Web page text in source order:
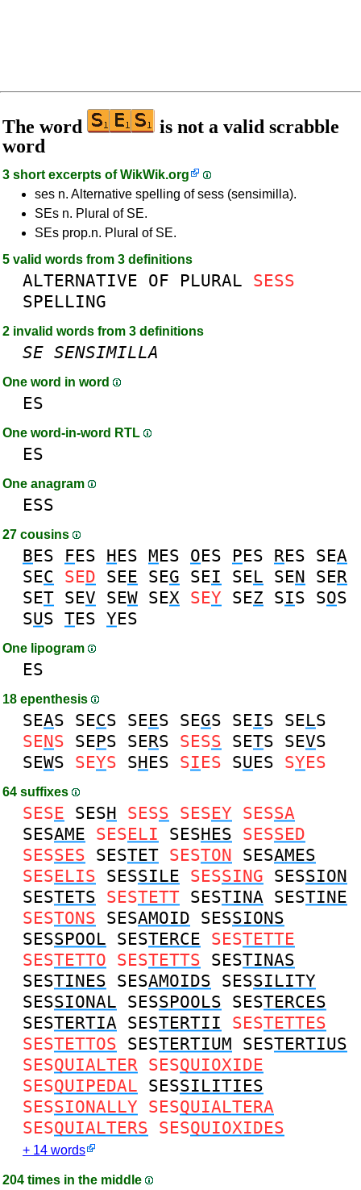
The word
is not a valid scrabble
word
3 short excerpts ofWikWik.org
ses n. Alternative spelling of sess (sensimilla).
SEs n. Plural of SE.
SEs prop.n. Plural of SE.
5 valid words from 3 definitions
ALTERNATIVE OF PLURAL SESS
SPELLING
2 invalid words from 3 definitions
SE SENSIMILLA
One word in word
ES
One word-in-word RTL
ES
One anagram
ESS
27 cousins
BES FES HES MES OES PES RES SEA
SEC SED SEE SEG SEI SEL SEN SER
SET SEV SEW SEX SEY SEZ SIS SOS
SUS TES YES
One lipogram
ES
18 epenthesis
SEAS SECS SEES SEGS SEIS SELS
SENS SEPS SERS SESS SETS SEVS
SEWS SEYS SHES SIES SUES SYES
64 suffixes
SESE SESH SESS SESEY SESSA
SESAME SESELI SESHES SESSED
SESSES SESTET SESTON SESAMES
SESELIS SESSILE SESSING SESSION
SESTETS SESTETT SESTINA SESTINE
SESTONS SESAMOID SESSIONS
SESSPOOL SESTERCE SESTETTE
SESTETTO SESTETTS SESTINAS
SESTINES SESAMOIDS SESSILITY
SESSIONAL SESSPOOLS SESTERCES
SESTERTIA SESTERTII SESTETTES
SESTETTOS SESTERTIUM SESTERTIUS
SESQUIALTER SESQUIOXIDE
SESQUIPEDAL SESSILITIES
SESSIONALLY SESQUIALTERA
SESQUIALTERS SESQUIOXIDES
+ 14 words
204 times in the middle